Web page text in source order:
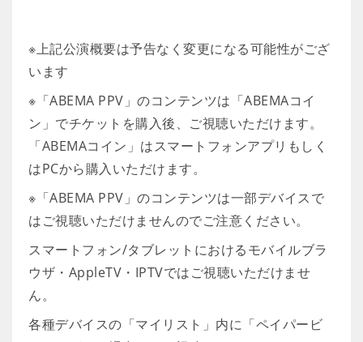
※上記公演概要は予告なく変更になる可能性がござ
います
※「ABEMA PPV」のコンテンツは「ABEMAコイ
ン」でチケットを購入後、ご視聴いただけます。
「ABEMAコイン」はスマートフォンアプリもしく
はPCから購入いただけます。
※「ABEMA PPV」のコンテンツは一部デバイスで
はご視聴いただけませんのでご注意ください。
スマートフォン/タブレットにおけるモバイルブラ
ウザ・AppleTV・IPTVではご視聴いただけませ
ん。
各種デバイスの「マイリスト」内に「ペイパービ